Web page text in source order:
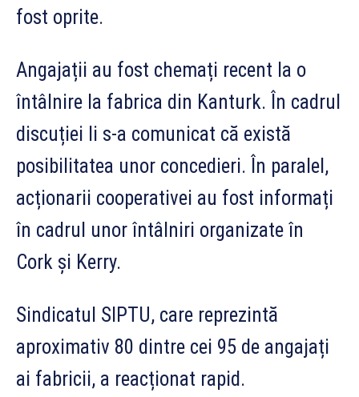
fost oprite.
Angajații au fost chemați recent la o
întâlnire la fabrica din Kanturk. În cadrul
discuției li s-a comunicat că există
posibilitatea unor concedieri. În paralel,
acționarii cooperativei au fost informați
în cadrul unor întâlniri organizate în
Cork și Kerry.
Sindicatul SIPTU, care reprezintă
aproximativ 80 dintre cei 95 de angajați
ai fabricii, a reacționat rapid.